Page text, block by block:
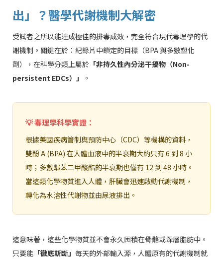
出」？醫學代謝機制大解密
受試者之所以能達成極佳的排毒成效，完全符合現代毒理學的代
謝機制。關鍵在於：紀錄片中鎖定的目標（BPA 與多數塑化
劑），在科學分類上屬於 「非持久性內分泌干擾物（Non-
persistent EDCs）」
。
💡 毒理學科學實證：
根據美國疾病管制與預防中心（CDC）等機構的資料，
雙酚 A (BPA) 在人體血液中的半衰期大約只有 6 到 8 小
時；多數鄰苯二甲酸酯的半衰期也僅有 12 到 48 小時。
當這類化學物質進入人體，肝臟會迅速啟動代謝機制，
轉化為水溶性代謝物並由尿液排出。
這意味著，這些化學物質並不會永久囤積在骨骼或深層脂肪中。
只要能 「徹底斬斷」 每天的外部輸入源，人體原有的代謝機制就